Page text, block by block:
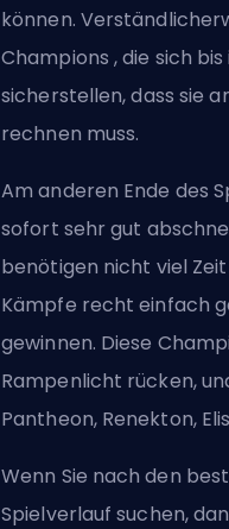
können.
Champions , die sich
sicherstellen, dass sie
rechnen muss.
Am anderen Ende des
sofort sehr gut
benötigen nicht viel
Kämpfe recht einfach
gewinnen. Diese
Rampenlicht rücken,
Pantheon, Renekton,
Wenn Sie nach den
Spielverlauf suchen,